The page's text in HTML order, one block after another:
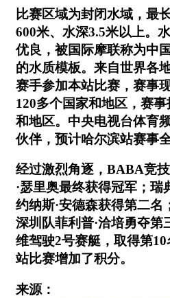
比赛区域为封闭水域，最
600米、水深3.5米以上。
优良，被国际摩联称为中
的水质模板。来自世界各
赛手参加本站比赛，赛事
120多个国家和地区，赛
和地区。中央电视台体育
伙伴，预计哈尔滨站赛事
经过激烈角逐，BABA竞
·瑟里奥最终获得冠军；瑞
约纳斯·安德森获得第二名
深圳队菲利普·洽培勇夺第
维驾驶2号赛艇，取得第
站比赛增加了积分。
来源：